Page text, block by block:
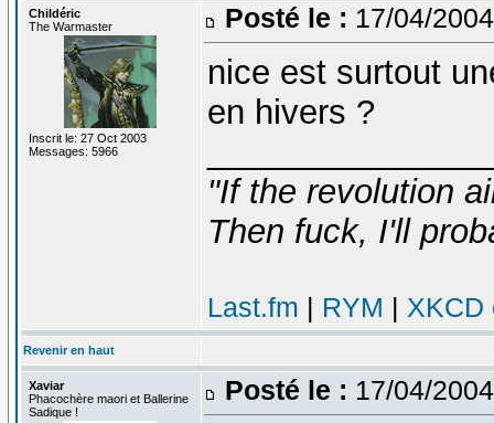
Childéric
The Warmaster
Inscrit le: 27 Oct 2003
Messages: 5966
Posté le : 17/04/
nice est surtout
en hivers ?
"If the revolution
Then fuck, I'll
Last.fm | RYM | XKCD
Revenir en haut
Xaviar
Phacochère maori et Ballerine
Sadique !
Posté le : 17/04/